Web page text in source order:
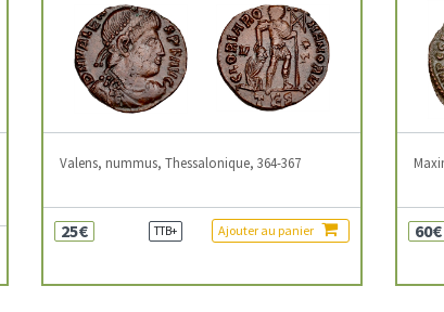
Valens, nummus, Thessalonique, 364-367
25€ TTB+ Ajouter au panier 60€